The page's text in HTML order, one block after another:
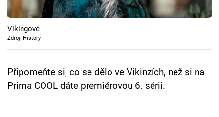
Cool Esport
Pořady
Sledujte prima+
Vikingové
Zdroj: History
Připomeňte si, co se dělo ve Vikinzích, než si na
Prima COOL dáte premiérovou 6. sérii.